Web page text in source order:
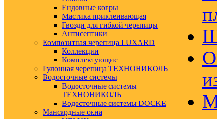
Ендовные ковры
Мастика приклеивающая
Гвозди для гибкой черепицы
Антисептики
Композитная черепица LUXARD
Коллекции
Комплектующие
Рулонная черепица ТЕХНОНИКОЛЬ
Водосточные системы
Водосточные системы
ТЕХНОНИКОЛЬ
Водосточные системы DOCKE
Мансардные окна